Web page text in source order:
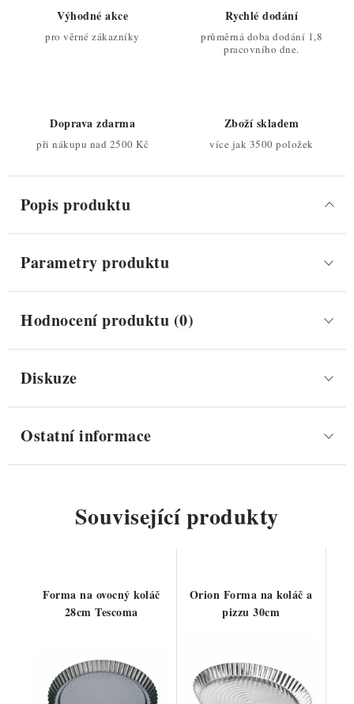
Výhodné akce
pro věrné zákazníky
Rychlé dodání
průměrná doba dodání 1,8
pracovního dne.
Doprava zdarma
při nákupu nad 2500 Kč
Zboží skladem
více jak 3500 položek
Popis produktu
Parametry produktu
Hodnocení produktu (0)
Diskuze
Ostatní informace
Související produkty
Forma na ovocný koláč
28cm Tescoma
Orion Forma na koláč a
pizzu 30cm